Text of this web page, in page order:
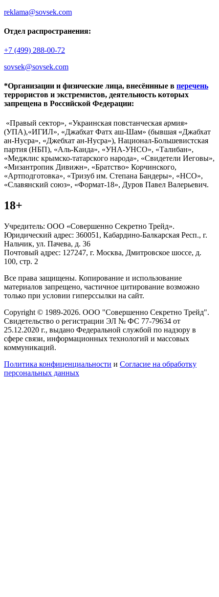
reklama@sovsek.com
Отдел распространения:
+7 (499) 288-00-72
sovsek@sovsek.com
*Организации и физические лица, внесённные в перечень
террористов и экстремистов, деятельность которых
запрещена в Российской Федерации:
«Правый сектор», «Украинская повстанческая армия»
(УПА),«ИГИЛ», «Джабхат Фатх аш-Шам» (бывшая «Джабхат
ан-Нусра», «Джебхат ан-Нусра»), Национал-Большевистская
партия (НБП), «Аль-Каида», «УНА-УНСО», «Талибан»,
«Меджлис крымско-татарского народа», «Свидетели Иеговы»,
«Мизантропик Дивижн», «Братство» Корчинского,
«Артподготовка», «Тризуб им. Степана Бандеры», «НСО»,
«Славянский союз», «Формат-18», Дуров Павел Валерьевич.
18+
Учредитель: ООО «Совершенно Секретно Трейд».
Юридический адрес: 360051, Кабардино-Балкарская Респ., г.
Нальчик, ул. Пачева, д. 36
Почтовый адрес: 127247, г. Москва, Дмитровское шоссе, д.
100, стр. 2
Все права защищены. Копирование и использование
материалов запрещено, частичное цитирование возможно
только при условии гиперссылки на сайт.
Copyright © 1989-2026. ООО "Совершенно Секретно Трейд".
Свидетельство о регистрации ЭЛ № ФС 77-79634 от
25.12.2020 г., выдано Федеральной службой по надзору в
сфере связи, информационных технологий и массовых
коммуникаций.
Политика конфиценциальности и Согласие на обработку
персональных данных